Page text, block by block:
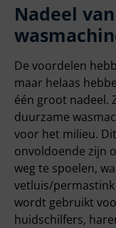
Nadeel
De voordelen
maar helaas
één groot nadeel.
duurzame
voor het milieu.
onvoldoende zijn
weg te spoelen,
vetluis/
wordt gebruikt
huidschilfers,